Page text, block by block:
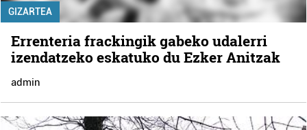
GIZARTEA
Errenteria frackingik gabeko udalerri
izendatzeko eskatuko du Ezker Anitzak
admin